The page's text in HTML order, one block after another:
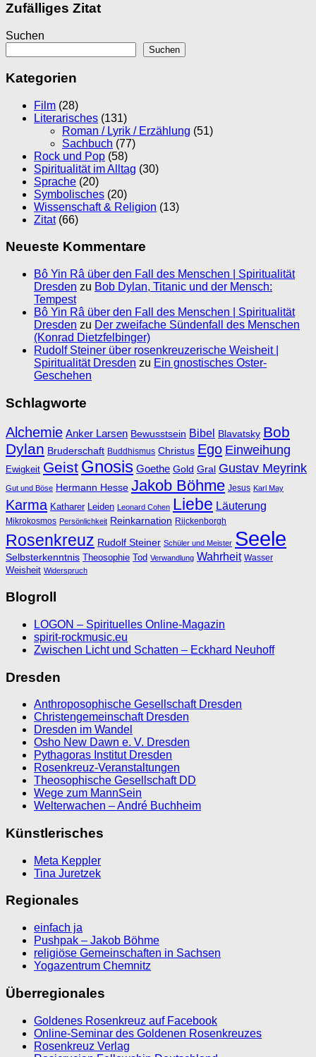
Zufälliges Zitat
Suchen
Suchen
Kategorien
Film (28)
Literarisches (131)
Roman / Lyrik / Erzählung (51)
Sachbuch (77)
Rock und Pop (58)
Spiritualität im Alltag (30)
Sprache (20)
Symbolisches (20)
Wissenschaft & Religion (13)
Zitat(66)
Neueste Kommentare
Bô Yin Râ über den Fall des Menschen | Spiritualität
Dresden zu Bob Dylan, Titanic und der Mensch:
Tempest
Bô Yin Râ über den Fall des Menschen | Spiritualität
Dresden zu Der zweifache Sündenfall des Menschen
(Konrad Dietzfelbinger)
Rudolf Steiner über rosenkreuzerische Weisheit |
Spiritualität Dresden zu Ein gnostisches Oster-
Geschehen
Schlagworte
Alchemie Anker Larsen Bewusstsein Bibel Blavatsky Bob
Dylan Bruderschaft Buddhismus Christus Ego Einweihung
Ewigkeit Geist Gnosis Goethe Gold Gral Gustav Meyrink
Gut und Böse Hermann Hesse Jakob Böhme Jesus Karl May
Karma Katharer Leiden Leonard Cohen Liebe Läuterung
Mikrokosmos Persönlichkeit Reinkarnation Rijckenborgh
Rosenkreuz Rudolf Steiner Schüler und Meister Seele
Selbsterkenntnis Theosophie Tod Verwandlung Wahrheit Wasser
Weisheit Widerspruch
Blogroll
LOGON – Spirituelles Online-Magazin
spirit-rockmusic.eu
Zwischen Licht und Schatten – Eckhard Neuhoff
Dresden
Anthroposophische Gesellschaft Dresden
Christengemeinschaft Dresden
Dresden im Wandel
Osho New Dawn e. V. Dresden
Pythagoras Institut Dresden
Rosenkreuz-Veranstaltungen
Theosophische Gesellschaft DD
Wege zum MannSein
Welterwachen – André Buchheim
Künstlerisches
Meta Keppler
Tina Juretzek
Regionales
einfach ja
Pushpak – Jakob Böhme
religiöse Gemeinschaften in Sachsen
Yogazentrum Chemnitz
Überregionales
Goldenes Rosenkreuz auf Facebook
Online-Seminar des Goldenen Rosenkreuzes
Rosenkreuz Verlag